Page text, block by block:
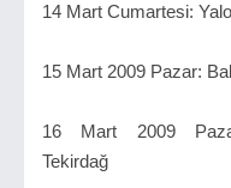
14 Mart Cumartesi:
15 Mart 2009 Pazar:
16 Mart 2009
Tekirdağ